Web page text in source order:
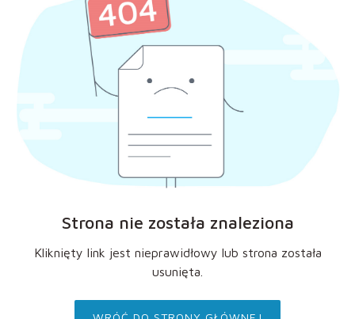
Strona nie została znaleziona
Kliknięty link jest nieprawidłowy lub strona została
usunięta.